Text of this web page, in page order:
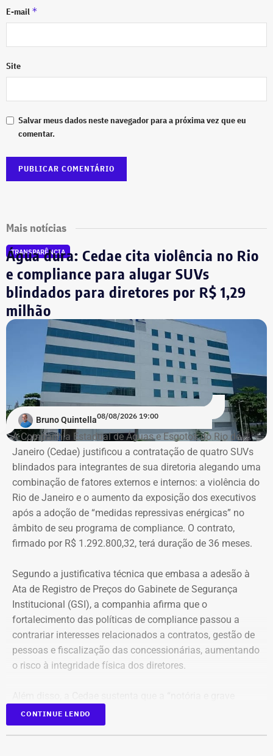
E-mail *
Site
Salvar meus dados neste navegador para a próxima vez que eu
comentar.
Mais notícias
TRANSPARÊNCIA
Água dura: Cedae cita violência no Rio
e compliance para alugar SUVs
blindados para diretores por R$ 1,29
milhão
Bruno Quintella08/08/2026 19:00
A Companhia Estadual de Águas e Esgotos do Rio de
Janeiro (Cedae) justificou a contratação de quatro SUVs
blindados para integrantes de sua diretoria alegando uma
combinação de fatores externos e internos: a violência do
Rio de Janeiro e o aumento da exposição dos executivos
após a adoção de “medidas repressivas enérgicas” no
âmbito de seu programa de compliance. O contrato,
firmado por R$ 1.292.800,32, terá duração de 36 meses.
Segundo a justificativa técnica que embasa a adesão à
Ata de Registro de Preços do Gabinete de Segurança
Institucional (GSI), a companhia afirma que o
fortalecimento das políticas de compliance passou a
contrariar interesses relacionados a contratos, gestão de
pessoas e fiscalização das concessionárias, aumentando
o risco à integridade física dos diretores.
insegurança pública” no estado, especialmente no
município do Rio de Janeiro e na Baixada Fluminense,
CONTINUE LENDO